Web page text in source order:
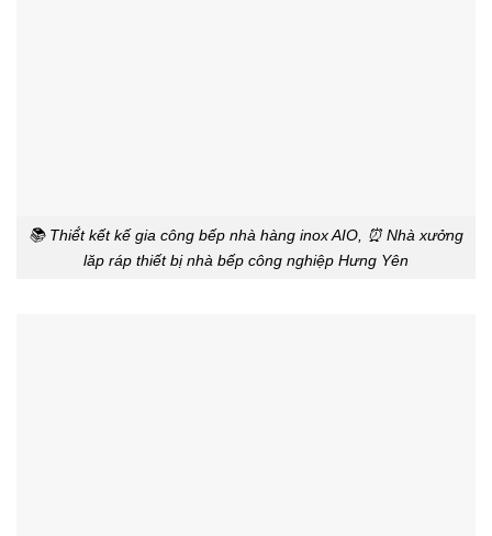
📚 Thiế́t kết kế gia công bếp nhà hàng inox AIO, ⏰ Nhà xưởng
lăp ráp thiết bị nhà bếp công nghiệp Hưng Yên